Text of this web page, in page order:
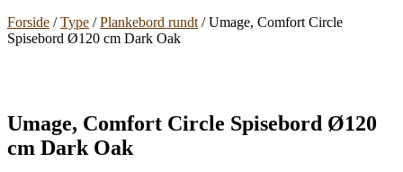
Forside /Type /Plankebord rundt / Umage, Comfort Circle
Spisebord Ø120 cm Dark Oak
Umage, Comfort Circle Spisebord Ø120
cm Dark Oak